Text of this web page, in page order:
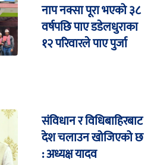
नाप नक्सा पूरा भएको ३८
वर्षपछि पाए डडेलधुराका
१२ परिवारले पाए पुर्जा
संविधान र विधिबाहिरबाट
देश चलाउन खोजिएको छ
: अध्यक्ष यादव